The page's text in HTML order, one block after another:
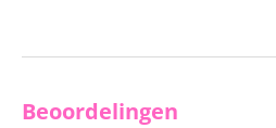
Beoordelingen